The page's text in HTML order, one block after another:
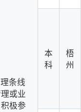
条线
或业
极参
本
科
梧
州